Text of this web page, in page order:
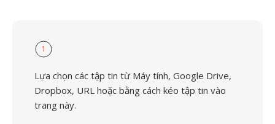
1
Lựa chọn các tập tin từ Máy tính, Google Drive,
Dropbox, URL hoặc bằng cách kéo tập tin vào
trang này.